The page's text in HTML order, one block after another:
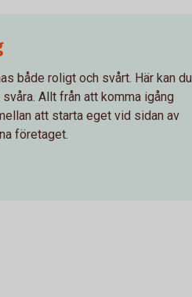
både roligt och svårt. Här kan du
Allt från att komma igång
att starta eget vid sidan av
företaget.